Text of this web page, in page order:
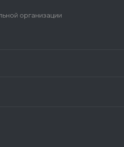
организации